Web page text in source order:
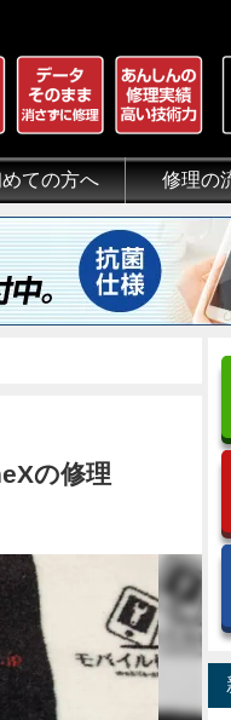
ての方へ
の特徴
省登録修理業者
ガでわかるモバイル修理.jp
ーニング
ープ全体の部品の安全性
な部品に注意
ントパネルについて
ELパネル（OLED）について
テリーについて
修理の
来店修理の
郵送修理の
出張修理の
よくある質
よくある質
よくある質
よくある質
の修理